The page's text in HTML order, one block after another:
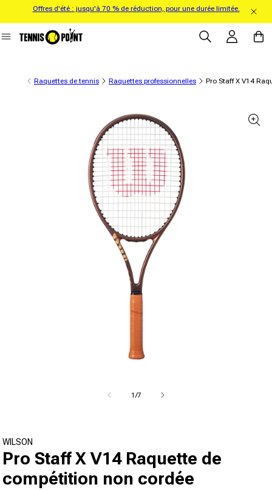
au contenu
Offres d'été : jusqu'à 70 % de réduction, pour une durée limitée.
Se connecter
Panier
Raquettes de tennis Raquettes professionnelles Pro Staff X V14
1/de
7
WILSON
Pro Staff X V14 Raquette de
compétition non cordée